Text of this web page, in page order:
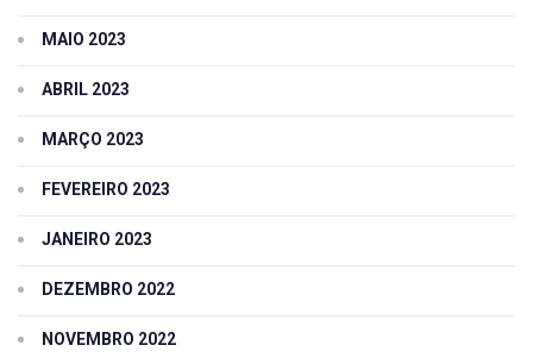
MAIO 2023
ABRIL 2023
MARÇO 2023
FEVEREIRO 2023
JANEIRO 2023
DEZEMBRO 2022
NOVEMBRO 2022